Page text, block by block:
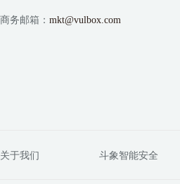
商务邮箱： mkt@vulbox.com
关于我们 斗象智能安全